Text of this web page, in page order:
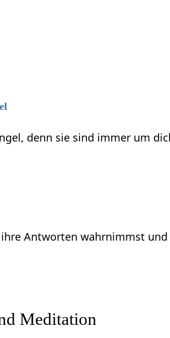
denn sie sind immer um
Antworten wahrnimmst
Meditation